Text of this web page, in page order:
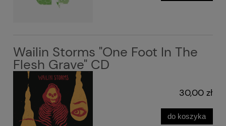
Wailin Storms "One Foot In The
Flesh Grave" CD
30,00 zł
do koszyka